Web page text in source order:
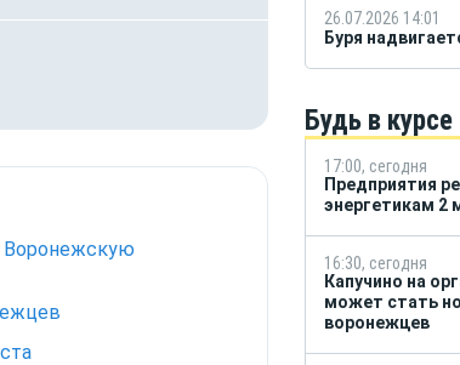
Воронежскую
26.07.2026 14:01
Буря
Будь в курсе
17:00, сегодня
Предприятия
энергетикам 2
16:30, сегодня
Капучино на
может стать
воронежцев